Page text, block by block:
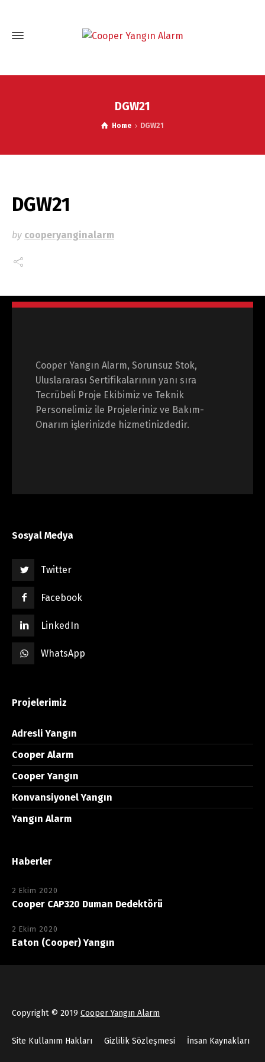
DGW21
Home DGW21
DGW21
by cooperyanginalarm
Cooper Yangın Alarm, Sorunsuz Stok,
Uluslararası Sertifikalarının yanı sıra
Tecrübeli Proje Ekibimiz ve Teknik
Personelimiz ile Projeleriniz ve Bakım-
Onarım işlerinizde hizmetinizdedir.
Sosyal Medya
Twitter
Facebook
LinkedIn
WhatsApp
Projelerimiz
Adresli Yangın
Cooper Alarm
Cooper Yangın
Konvansiyonel Yangın
Yangın Alarm
Haberler
2 Ekim 2020
Cooper CAP320 Duman Dedektörü
2 Ekim 2020
Eaton (Cooper) Yangın
Copyright © 2019 Cooper Yangın Alarm
Site Kullanım Hakları Gizlilik Sözleşmesi İnsan Kaynakları